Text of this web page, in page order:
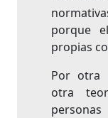
porque
propias
Por otra
otra